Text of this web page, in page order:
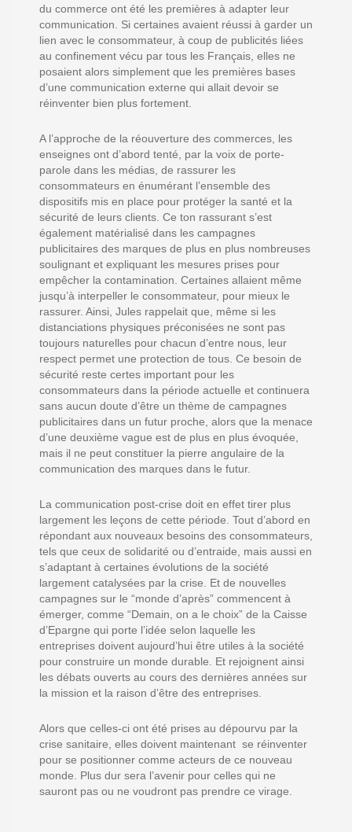
du commerce ont été les premières à adapter leur
communication. Si certaines avaient réussi à garder un
lien avec le consommateur, à coup de publicités liées
au confinement vécu par tous les Français, elles ne
posaient alors simplement que les premières bases
d’une communication externe qui allait devoir se
réinventer bien plus fortement.
A l’approche de la réouverture des commerces, les
enseignes ont d’abord tenté, par la voix de porte-
parole dans les médias, de rassurer les
consommateurs en énumérant l’ensemble des
dispositifs mis en place pour protéger la santé et la
sécurité de leurs clients. Ce ton rassurant s’est
également matérialisé dans les campagnes
publicitaires des marques de plus en plus nombreuses
soulignant et expliquant les mesures prises pour
empêcher la contamination. Certaines allaient même
jusqu’à interpeller le consommateur, pour mieux le
rassurer. Ainsi, Jules rappelait que, même si les
distanciations physiques préconisées ne sont pas
toujours naturelles pour chacun d’entre nous, leur
respect permet une protection de tous. Ce besoin de
sécurité reste certes important pour les
consommateurs dans la période actuelle et continuera
sans aucun doute d’être un thème de campagnes
publicitaires dans un futur proche, alors que la menace
d’une deuxième vague est de plus en plus évoquée,
mais il ne peut constituer la pierre angulaire de la
communication des marques dans le futur.
La communication post-crise doit en effet tirer plus
largement les leçons de cette période. Tout d’abord en
répondant aux nouveaux besoins des consommateurs,
tels que ceux de solidarité ou d’entraide, mais aussi en
s’adaptant à certaines évolutions de la société
largement catalysées par la crise. Et de nouvelles
campagnes sur le “monde d’après” commencent à
émerger, comme “Demain, on a le choix” de la Caisse
d’Epargne qui porte l’idée selon laquelle les
entreprises doivent aujourd’hui être utiles à la société
pour construire un monde durable. Et rejoignent ainsi
les débats ouverts au cours des dernières années sur
la mission et la raison d’être des entreprises.
Alors que celles-ci ont été prises au dépourvu par la
crise sanitaire, elles doivent maintenant se réinventer
pour se positionner comme acteurs de ce nouveau
monde. Plus dur sera l’avenir pour celles qui ne
sauront pas ou ne voudront pas prendre ce virage.